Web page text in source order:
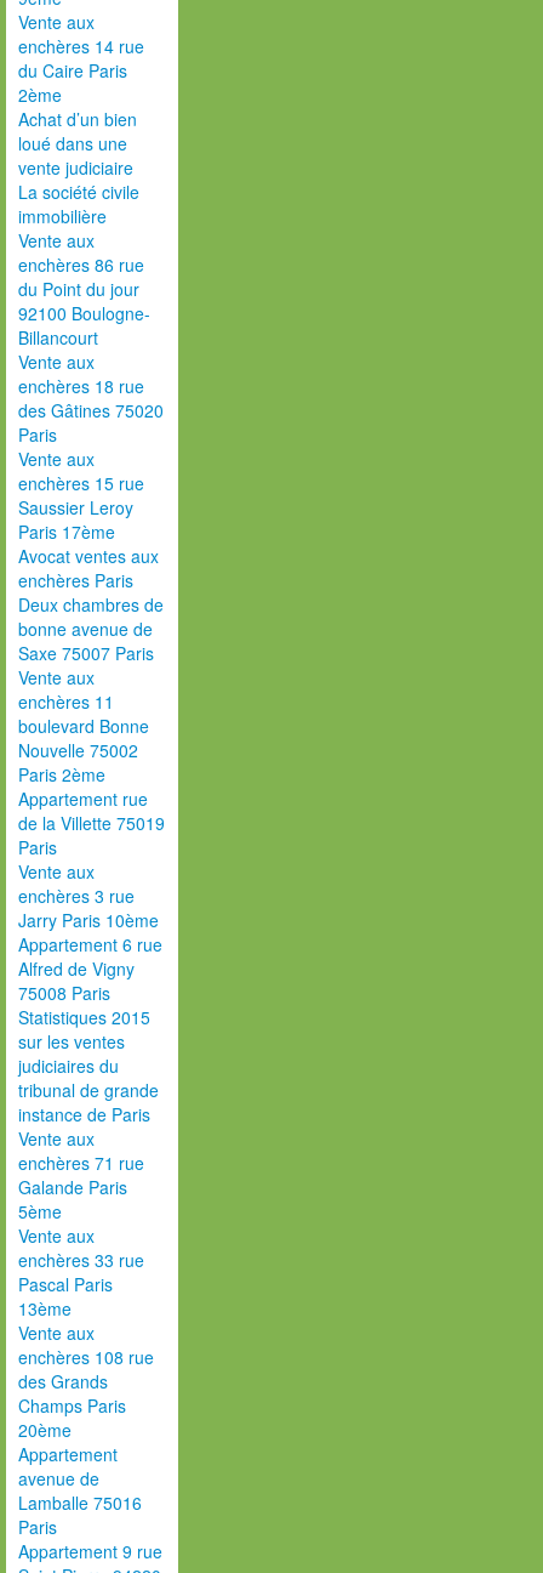
Vente aux
enchères 14 rue
du Caire Paris
2ème
Achat d’un bien
loué dans une
vente judiciaire
La société civile
immobilière
Vente aux
enchères 86 rue
du Point du jour
92100 Boulogne-
Billancourt
Vente aux
enchères 18 rue
des Gâtines 75020
Paris
Vente aux
enchères 15 rue
Saussier Leroy
Paris 17ème
Avocat ventes aux
enchères Paris
Deux chambres de
bonne avenue de
Saxe 75007 Paris
Vente aux
enchères 11
boulevard Bonne
Nouvelle 75002
Paris 2ème
Appartement rue
de la Villette 75019
Paris
Vente aux
enchères 3 rue
Jarry Paris 10ème
Appartement 6 rue
Alfred de Vigny
75008 Paris
Statistiques 2015
sur les ventes
judiciaires du
tribunal de grande
instance de Paris
Vente aux
enchères 71 rue
Galande Paris
5ème
Vente aux
enchères 33 rue
Pascal Paris
13ème
Vente aux
enchères 108 rue
des Grands
Champs Paris
20ème
Appartement
avenue de
Lamballe 75016
Paris
Appartement 9 rue